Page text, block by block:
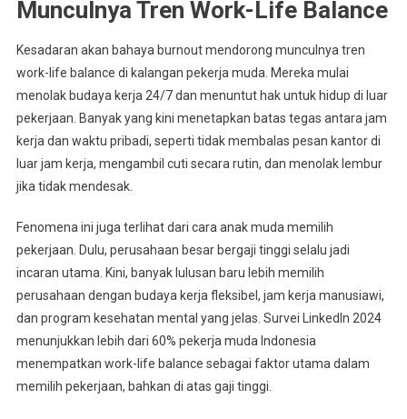
Munculnya Tren Work-Life Balance
Kesadaran akan bahaya burnout mendorong munculnya tren
work-life balance di kalangan pekerja muda. Mereka mulai
menolak budaya kerja 24/7 dan menuntut hak untuk hidup di luar
pekerjaan. Banyak yang kini menetapkan batas tegas antara jam
kerja dan waktu pribadi, seperti tidak membalas pesan kantor di
luar jam kerja, mengambil cuti secara rutin, dan menolak lembur
jika tidak mendesak.
Fenomena ini juga terlihat dari cara anak muda memilih
pekerjaan. Dulu, perusahaan besar bergaji tinggi selalu jadi
incaran utama. Kini, banyak lulusan baru lebih memilih
perusahaan dengan budaya kerja fleksibel, jam kerja manusiawi,
dan program kesehatan mental yang jelas. Survei LinkedIn 2024
menunjukkan lebih dari 60% pekerja muda Indonesia
menempatkan work-life balance sebagai faktor utama dalam
memilih pekerjaan, bahkan di atas gaji tinggi.